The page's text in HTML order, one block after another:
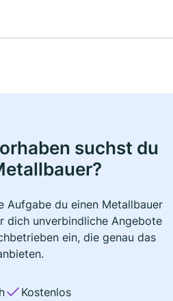
suchst du
Aufgabe du einen Metallbauer
dich unverbindliche Angebote
ein, die genau das
Kostenlos